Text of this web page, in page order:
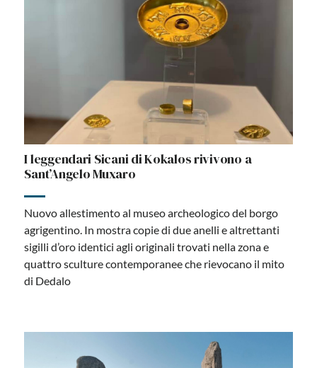
I leggendari Sicani di Kokalos rivivono a
Sant’Angelo Muxaro
Nuovo allestimento al museo archeologico del borgo
agrigentino. In mostra copie di due anelli e altrettanti
sigilli d’oro identici agli originali trovati nella zona e
quattro sculture contemporanee che rievocano il mito
di Dedalo